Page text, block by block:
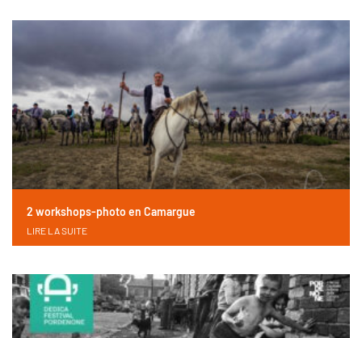
2 workshops-photo en Camargue
LIRE LA SUITE